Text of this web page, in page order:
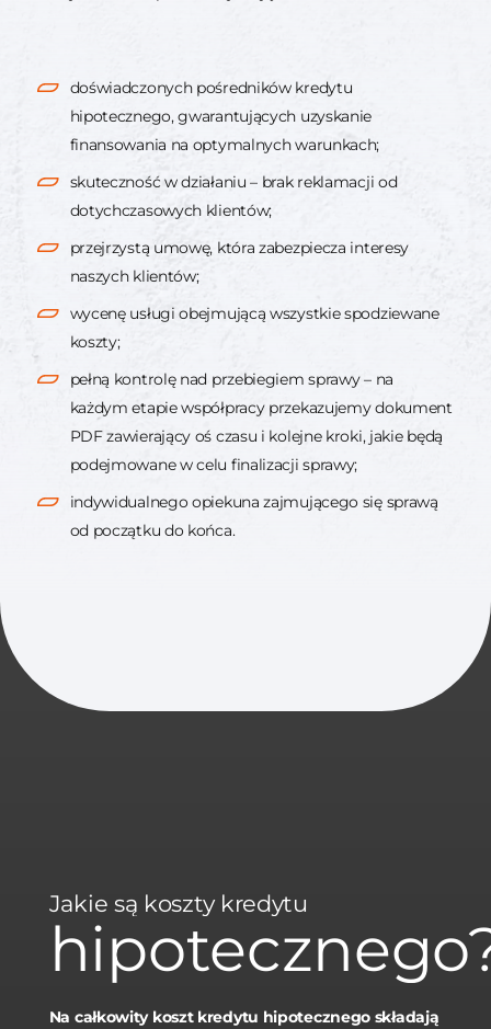
doświadczonych pośredników kredytu
hipotecznego, gwarantujących uzyskanie
finansowania na optymalnych warunkach;
skuteczność w działaniu – brak reklamacji od
dotychczasowych klientów;
przejrzystą umowę, która zabezpiecza interesy
naszych klientów;
wycenę usługi obejmującą wszystkie spodziewane
koszty;
pełną kontrolę nad przebiegiem sprawy – na
każdym etapie współpracy przekazujemy dokument
PDF zawierający oś czasu i kolejne kroki, jakie będą
podejmowane w celu finalizacji sprawy;
indywidualnego opiekuna zajmującego się sprawą
od początku do końca.
Jakie są koszty kredytu
Na całkowity koszt kredytu hipotecznego składają